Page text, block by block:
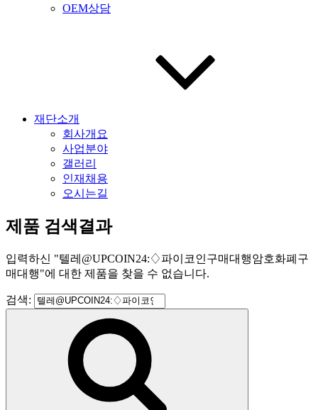
OEM상담
재단소개
회사개요
사업분야
갤러리
인재채용
오시는길
제품 검색결과
입력하신 "텔레@UPCOIN24:♢파이코인구매대행암호화폐구
매대행"에 대한 제품을 찾을 수 없습니다.
검색: